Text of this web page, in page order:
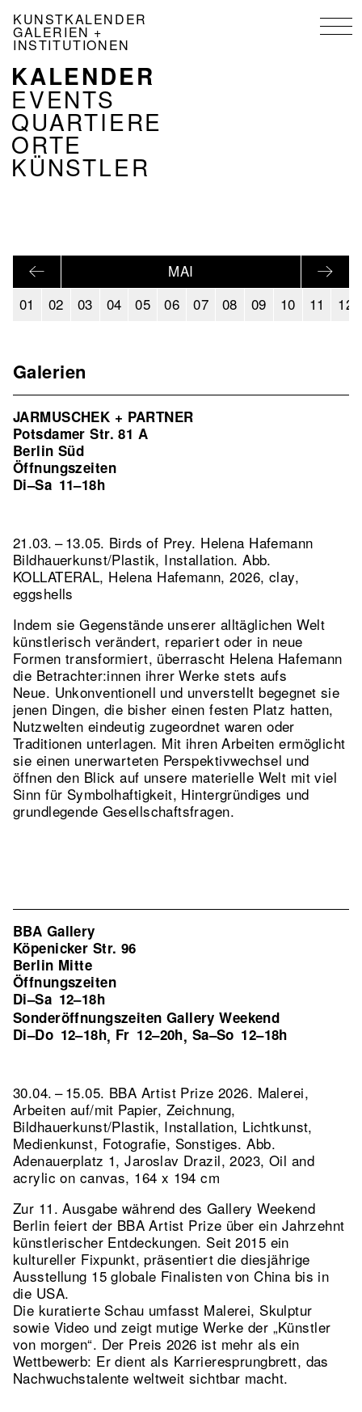
zum
Inhalt
KUNSTKALENDER
GALERIEN +
INSTITUTIONEN
NAVIGATION
KALENDER
DE
KALENDER
EVENTS
QUARTIERE
ORTE
KÜNSTLER
MAI
01
02 03 04 05 06 07 08 09 10 11 12
Galerien
JARMUSCHEK + PARTNER
Potsdamer Str. 81 A
Berlin Süd
Öffnungszeiten
Di–Sa 11–18h
21.03. – 13.05. Birds of Prey. Helena Hafemann
Bildhauerkunst/Plastik, Installation.Abb.
KOLLATERAL, Helena Hafemann, 2026, clay,
eggshells
Indem sie Gegenstände unserer alltäglichen Welt
künstlerisch verändert, repariert oder in neue
Formen transformiert, überrascht Helena Hafemann
die Betrachter:innen ihrer Werke stets aufs
Neue. Unkonventionell und unverstellt begegnet sie
jenen Dingen, die bisher einen festen Platz hatten,
Nutzwelten eindeutig zugeordnet waren oder
Traditionen unterlagen. Mit ihren Arbeiten ermöglicht
sie einen unerwarteten Perspektivwechsel und
öffnen den Blick auf unsere materielle Welt mit viel
Sinn für Symbolhaftigkeit, Hintergründiges und
grundlegende Gesellschaftsfragen.
BBA Gallery
Köpenicker Str. 96
Berlin Mitte
Öffnungszeiten
Di–Sa 12–18h
Sonderöffnungszeiten Gallery Weekend
Di–Do 12–18h, Fr 12–20h, Sa–So 12–18h
30.04. – 15.05. BBA Artist Prize 2026. Malerei,
Arbeiten auf/mit Papier, Zeichnung,
Bildhauerkunst/Plastik, Installation, Lichtkunst,
Medienkunst, Fotografie, Sonstiges.Abb.
Adenauerplatz 1, Jaroslav Drazil, 2023, Oil and
acrylic on canvas, 164 x 194 cm
Zur 11. Ausgabe während des Gallery Weekend
Berlin feiert der BBA Artist Prize über ein Jahrzehnt
künstlerischer Entdeckungen. Seit 2015 ein
kultureller Fixpunkt, präsentiert die diesjährige
Ausstellung 15 globale Finalisten von China bis in
die USA.
Die kuratierte Schau umfasst Malerei, Skulptur
sowie Video und zeigt mutige Werke der „Künstler
von morgen“. Der Preis 2026 ist mehr als ein
Wettbewerb: Er dient als Karrieresprungbrett, das
Nachwuchstalente weltweit sichtbar macht.